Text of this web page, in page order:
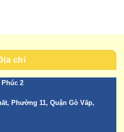
chỉ
2
Phường 11, Quận Gò Vấp,